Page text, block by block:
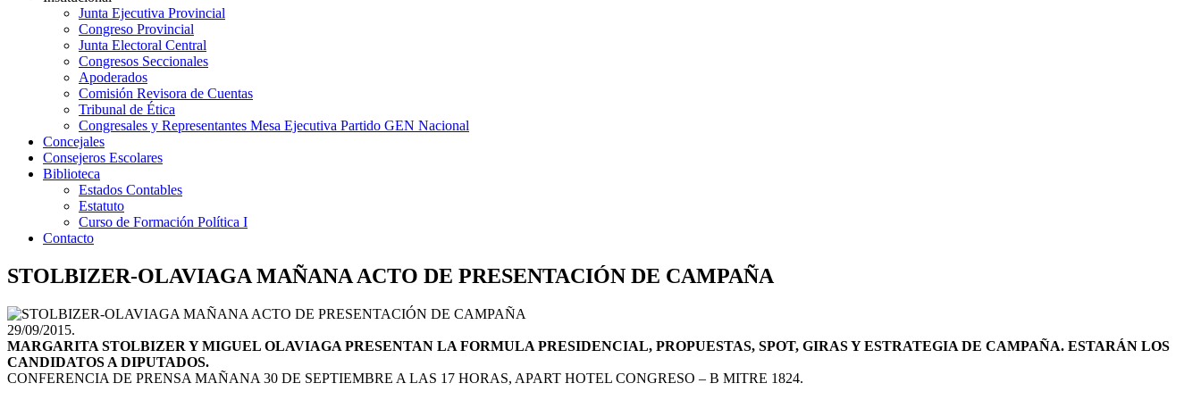
Junta Ejecutiva Provincial
Congreso Provincial
Junta Electoral Central
Congresos Seccionales
Apoderados
Comisión Revisora de Cuentas
Tribunal de Ética
Congresales y Representantes Mesa Ejecutiva Partido GEN Nacional
Concejales
Consejeros Escolares
Biblioteca
Estados Contables
Estatuto
Curso de Formación Política I
Contacto
STOLBIZER-OLAVIAGA MAÑANA ACTO DE PRESENTACIÓN DE CAMPAÑA
29/09/2015.
MARGARITA STOLBIZER Y MIGUEL OLAVIAGA PRESENTAN LA FORMULA PRESIDENCIAL, PROPUESTAS, SPOT, GIRAS Y ESTRATEGIA DE CAMPAÑA. ESTARÁN LOS
CANDIDATOS A DIPUTADOS.
CONFERENCIA DE PRENSA MAÑANA 30 DE SEPTIEMBRE A LAS 17 HORAS, APART HOTEL CONGRESO – B MITRE 1824.